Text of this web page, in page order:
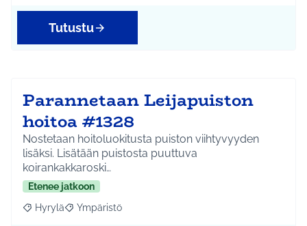
Tutustu
Parannetaan Leijapuiston
hoitoa #1328
Nostetaan hoitoluokitusta puiston viihtyvyyden
lisäksi. Lisätään puistosta puuttuva
koirankakkaroski…
Etenee jatkoon
Rajaa tulokset aihepiirin mukaan: Hyrylä
Hyrylä Rajaa tulokset teeman mukaan: Ympäristö
Ympäristö